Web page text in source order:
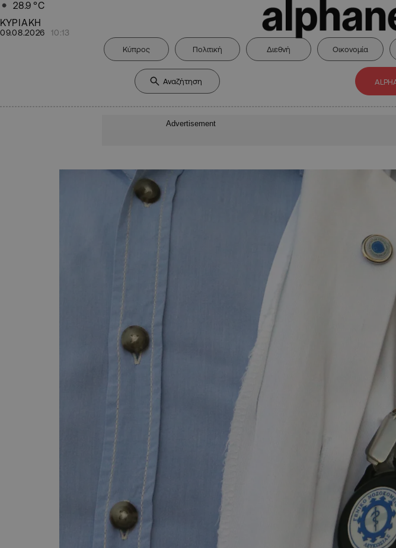
28.9 °C
ΚΥΡΙΑΚΗ
09.08.2026 10:13
Κύπρος Πολιτική Διεθνή Οικονομία
Advertisement